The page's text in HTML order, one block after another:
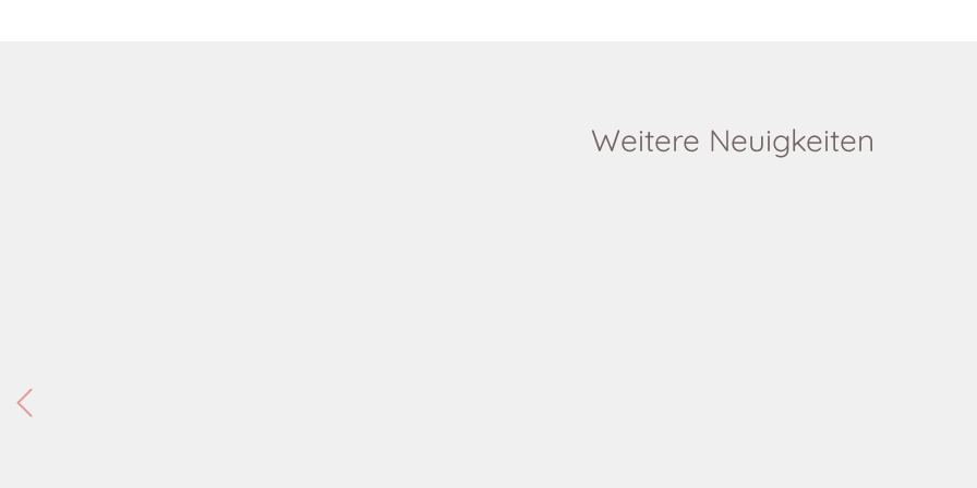
Weitere Neuigkeiten